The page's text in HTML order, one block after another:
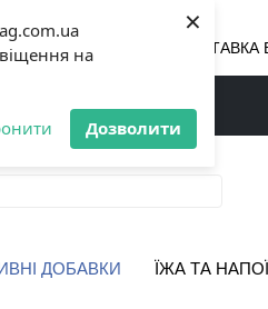
на
Дозволити
×
БЕЗКОШТОВНА ДОСТАВКА
ДОБАВКИ ЇЖА ТА НАПОЇ